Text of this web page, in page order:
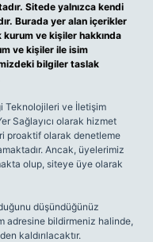
Sitede yalnızca kendi
Burada yer alan içerikler
ve kişiler hakkında
ve kişiler ile isim
bilgiler taslak
Teknolojileri ve İletişim
Sağlayıcı olarak hizmet
proaktif olarak denetleme
Ancak, üyelerimiz
olup, siteye üye olarak
düşündüğünüz
adresine bildirmeniz halinde,
kaldırılacaktır.